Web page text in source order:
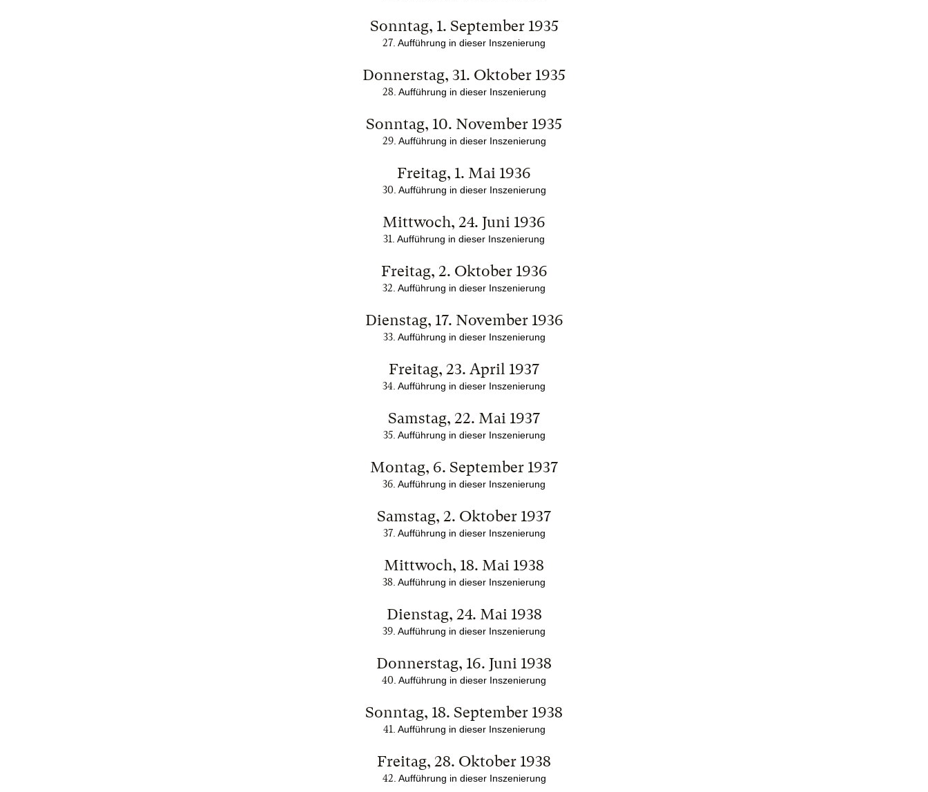
Sonntag, 1. September 1935
27 . Aufführung in dieser Inszenierung
Donnerstag, 31. Oktober 1935
28. Aufführung in dieser Inszenierung
Sonntag, 10. November 1935
29. Aufführung in dieser Inszenierung
Freitag, 1. Mai 1936
30. Aufführung in dieser Inszenierung
Mittwoch, 24. Juni 1936
31 . Aufführung in dieser Inszenierung
Freitag, 2. Oktober 1936
32 . Aufführung in dieser Inszenierung
Dienstag, 17. November 1936
33. Aufführung in dieser Inszenierung
Freitag, 23. April 1937
34 . Aufführung in dieser Inszenierung
Samstag, 22. Mai 1937
35. Aufführung in dieser Inszenierung
Montag, 6. September 1937
36 . Aufführung in dieser Inszenierung
Samstag, 2. Oktober 1937
37. Aufführung in dieser Inszenierung
Mittwoch, 18. Mai 1938
38 . Aufführung in dieser Inszenierung
Dienstag, 24. Mai 1938
39 . Aufführung in dieser Inszenierung
Donnerstag, 16. Juni 1938
40 . Aufführung in dieser Inszenierung
Sonntag, 18. September 1938
41 . Aufführung in dieser Inszenierung
Freitag, 28. Oktober 1938
42 . Aufführung in dieser Inszenierung